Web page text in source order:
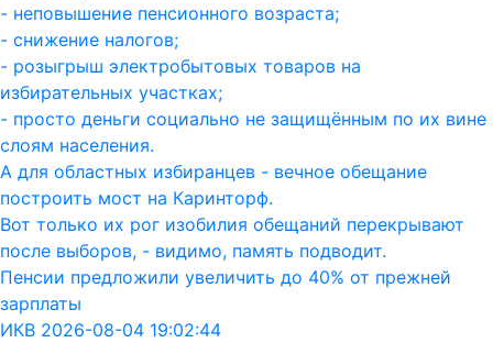
- неповышение пенсионного возраста;
- снижение налогов;
- розыгрыш электробытовых товаров на
избирательных участках;
- просто деньги социально не защищённым по их вине
слоям населения.
А для областных избиранцев - вечное обещание
построить мост на Каринторф.
Вот только их рог изобилия обещаний перекрывают
после выборов, - видимо, память подводит.
Пенсии предложили увеличить до 40% от прежней
зарплаты
ИКВ 2026-08-04 19:02:44